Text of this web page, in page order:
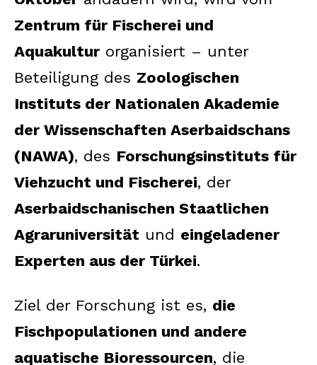
Zentrum für Fischerei und
Aquakultur organisiert – unter
Beteiligung des Zoologischen
Instituts der Nationalen Akademie
der Wissenschaften Aserbaidschans
(NAWA), des Forschungsinstituts für
Viehzucht und Fischerei, der
Aserbaidschanischen Staatlichen
Agraruniversität und eingeladener
Experten aus der Türkei.
Ziel der Forschung ist es, die
Fischpopulationen und andere
aquatische Bioressourcen, die